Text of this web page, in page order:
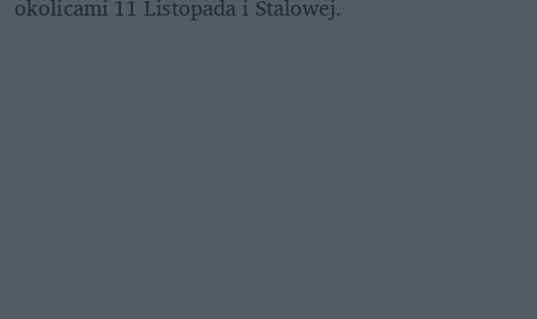
okolicami 11 Listopada i Stalowej.